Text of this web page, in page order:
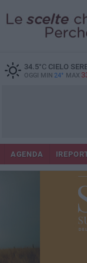
34.5°CCIELO
OGGI MIN 24° MAX
AGENDA